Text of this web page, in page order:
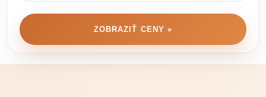
ZOBRAZIŤ CENY »